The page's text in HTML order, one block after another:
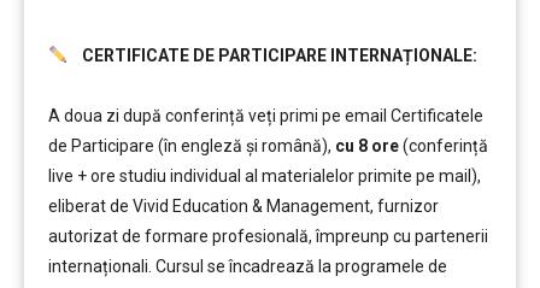
CERTIFICATE DE PARTICIPARE INTERNAȚIONALE:
A doua zi după conferință veți primi pe email Certificatele
de Participare (în engleză și română), cu 8 ore(conferință
live + ore studiu individual al materialelor primite pe mail),
eliberat de Vivid Education & Management, furnizor
autorizat de formare profesională, împreunp cu partenerii
internaționali. Cursul se încadrează la programele de